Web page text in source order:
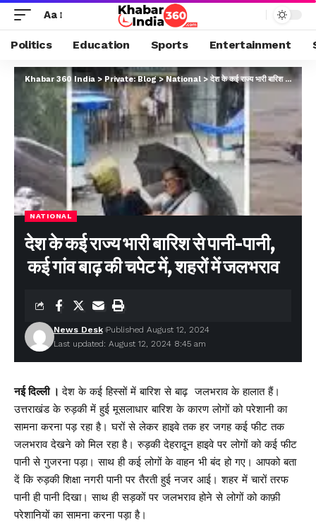
Aa
Politics Education Sports Entertainment
Khabar 360 India >Private: Blog>National > देश के कई राज्य भारी बारिश से पानी-पानी, कई गांव बाढ़ की चपेट में, शहरों में जलभराव
NATIONAL
देश के कई राज्य भारी बारिश से पानी-पानी,
कई गांव बाढ़ की चपेट में, शहरों में जलभराव
Last updated: August 12, 2024 8:45 am
News Desk Published August 12, 2024
नई दिल्ली ।देश के कई हिस्सों में बारिश से बाढ़ जलभराव के हालात हैं।
उत्तराखंड के रुड़की में हुई मूसलाधार बारिश के कारण लोगों को परेशानी का
सामना करना पड़ रहा है। घरों से लेकर हाइवे तक हर जगह कई फीट तक
जलभराव देखने को मिल रहा है। रुड़की देहरादून हाइवे पर लोगों को कई फीट
पानी से गुजरना पड़ा। साथ ही कई लोगों के वाहन भी बंद हो गए। आपको बता
दें कि रुड़की शिक्षा नगरी पानी पर तैरती हुई नजर आई। शहर में चारों तरफ
पानी ही पानी दिखा। साथ ही सड़कों पर जलभराव होने से लोगों को काफ़ी
परेशानियों का सामना करना पड़ा है।